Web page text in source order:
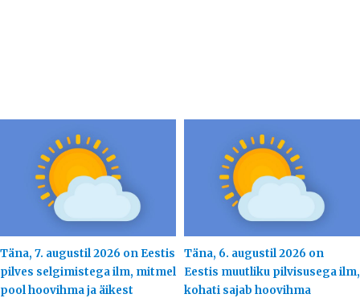
Täna, 7. augustil 2026 on Eestis
pilves selgimistega ilm, mitmel
pool hoovihma ja äikest
Täna, 6. augustil 2026 on
Eestis muutliku pilvisusega ilm,
kohati sajab hoovihma